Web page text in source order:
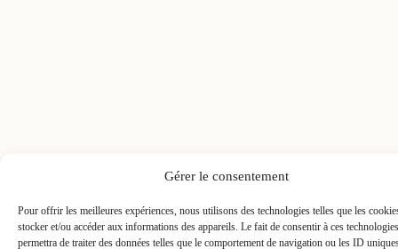
Gérer le consentement
Pour offrir les meilleures expériences, nous utilisons des technologies telles que les
stocker et/ou accéder aux informations des appareils. Le fait de consentir à ces
permettra de traiter des données telles que le comportement de navigation ou les ID